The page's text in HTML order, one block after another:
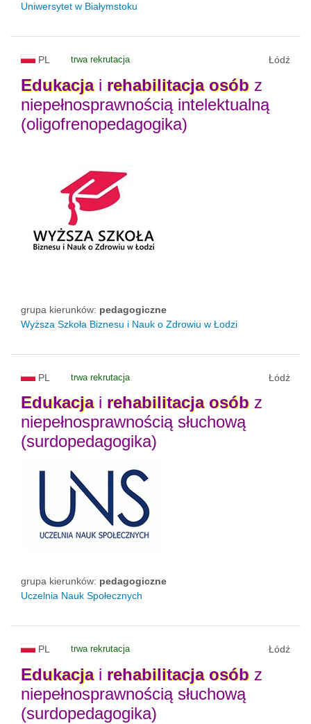
Uniwersytet w Białymstoku
PL trwa rekrutacja Łódź
Edukacjai rehabilitacja osób z
niepełnosprawnością intelektualną
(oligofrenopedagogika)
grupa kierunków: pedagogiczne
Wyższa Szkoła Biznesu i Nauk o Zdrowiu w Łodzi
PL trwa rekrutacja Łódź
Edukacjai rehabilitacja osób z
niepełnosprawnością słuchową
(surdopedagogika)
grupa kierunków: pedagogiczne
Uczelnia Nauk Społecznych
PL trwa rekrutacja Łódź
Edukacjai rehabilitacja osób z
niepełnosprawnością słuchową
(surdopedagogika)